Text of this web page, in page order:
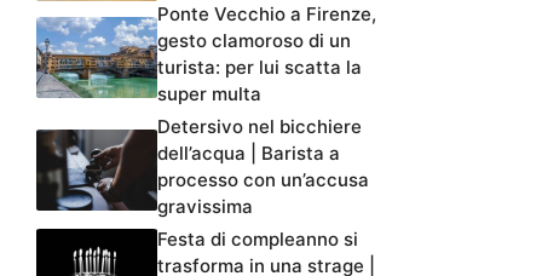
Ponte Vecchio a Firenze,
gesto clamoroso di un
turista: per lui scatta la
super multa
Detersivo nel bicchiere
dell’acqua | Barista a
processo con un’accusa
gravissima
Festa di compleanno si
trasforma in una strage |